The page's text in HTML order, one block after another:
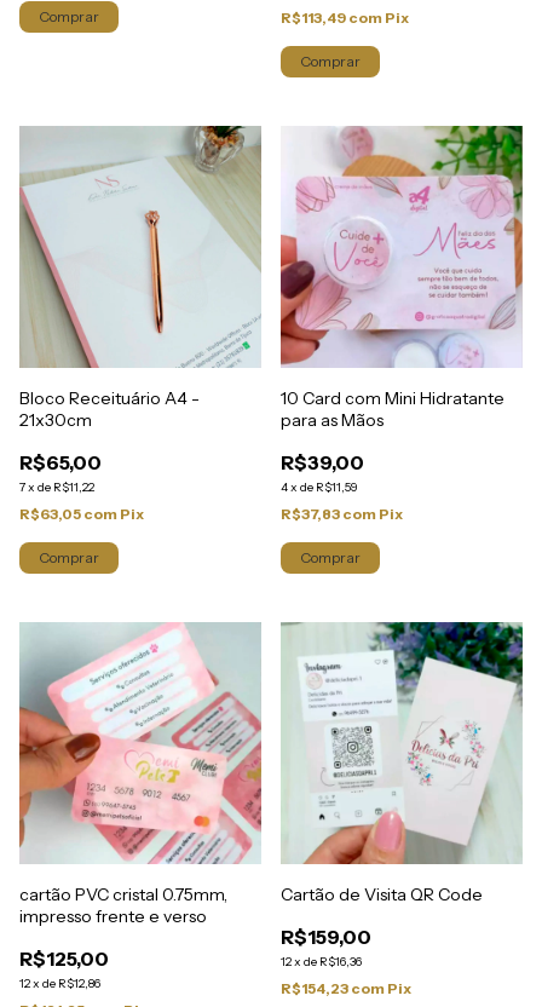
R$113,49 com Pix
Bloco Receituário A4 -
21x30cm
R$65,00
7x de R$11,22
R$63,05 com Pix
Comprar
10 Card com Mini Hidratante
para as Mãos
R$39,00
4x de R$11,59
R$37,83 com Pix
cartão PVC cristal 0.75mm,
impresso frente e verso
R$125,00
12x de R$12,86
Cartão de Visita QR Code
R$159,00
12x de R$16,36
R$154,23 com Pix